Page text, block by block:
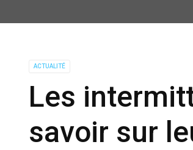
ACTUALITÉ
Les
savoir sur